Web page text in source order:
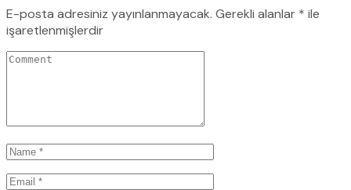
E-posta adresiniz yayınlanmayacak. Gerekli alanlar * ile
işaretlenmişlerdir